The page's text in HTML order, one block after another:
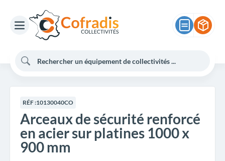
RÉF :10130040CO
Arceaux de sécurité renforcé
en acier sur platines 1000 x
900 mm